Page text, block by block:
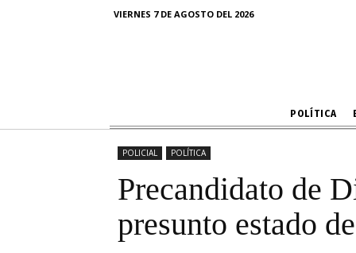
VIERNES 7 DE AGOSTO DEL 2026
POLÍTICA
POLICIAL POLÍTICA
Precandidato de
presunto estado